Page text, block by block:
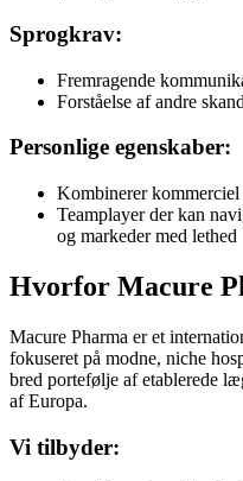
Sprogkrav:
Fremragende
Forståelse af andre
Personlige egenskaber:
Kombinerer
Teamplayer der kan
og markeder med lethed
Hvorfor Macure
Macure Pharma er et
fokuseret på modne, niche
bred portefølje af etablerede
af Europa.
Vi tilbyder: